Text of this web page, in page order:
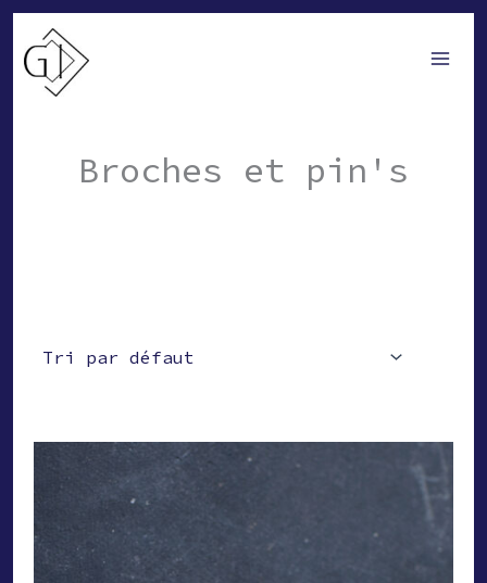
Aller
contenu
Broches et pin's